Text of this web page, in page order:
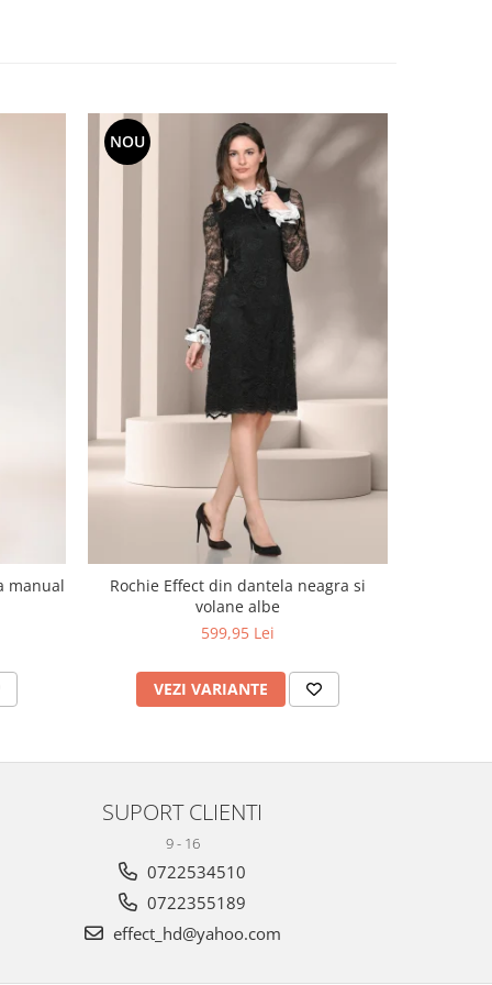
manual
NOU
Rochie Effect din dantela neagra si
volane albe
599,95 Lei
VEZI VARIANTE
SUPORT CLIENTI
9 - 16
0722534510
0722355189
effect_hd@yahoo.com